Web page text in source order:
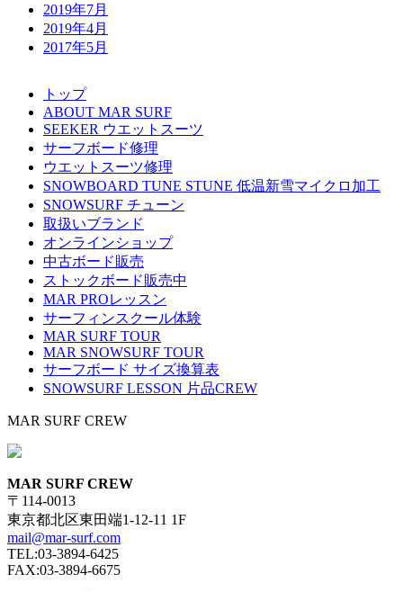
2019年7月
2019年4月
2017年5月
トップ
ABOUT MAR SURF
SEEKER ウエットスーツ
サーフボード修理
ウエットスーツ修理
SNOWBOARD TUNE STUNE 低温新雪マイクロ加工
SNOWSURF チューン
取扱いブランド
オンラインショップ
中古ボード販売
ストックボード販売中
MAR PROレッスン
サーフィンスクール体験
MAR SURF TOUR
MAR SNOWSURF TOUR
サーフボード サイズ換算表
SNOWSURF LESSON 片品CREW
MAR SURF CREW
MAR SURF CREW
〒114-0013
東京都北区東田端1-12-11 1F
mail@mar-surf.com
TEL:03-3894-6425
FAX:03-3894-6675